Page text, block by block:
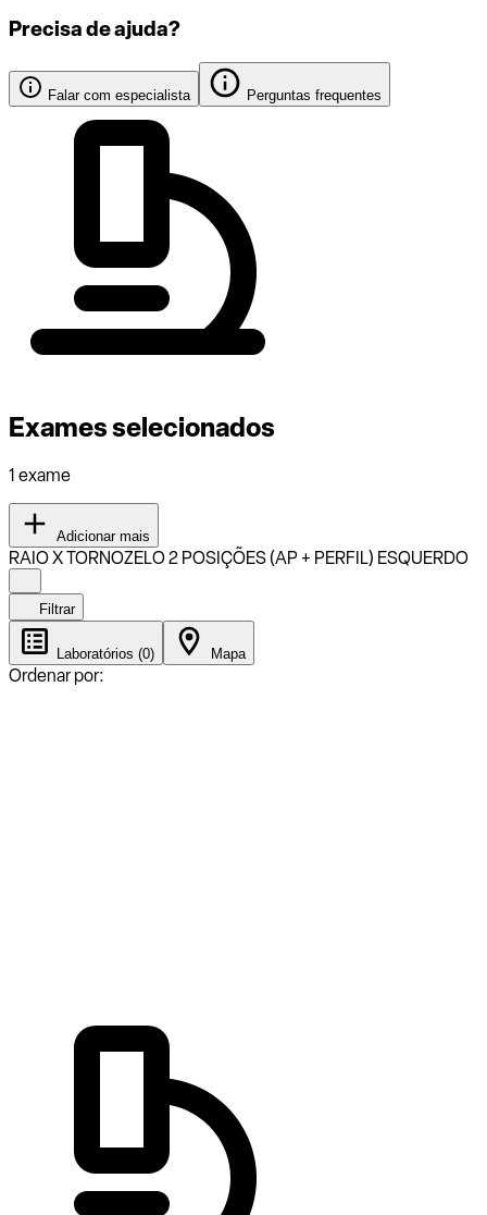
Precisa de ajuda?
Falar com especialista Perguntas frequentes
Exames selecionados
1 exame
Adicionar mais
RAIO X TORNOZELO 2 POSIÇÕES (AP + PERFIL) ESQUERDO
Filtrar
Laboratórios (0) Mapa
Ordenar por: